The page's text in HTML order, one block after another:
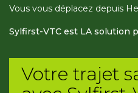
Vous vous déplacez depuis
Sylfirst-VTC est LA solution
Votre trajet